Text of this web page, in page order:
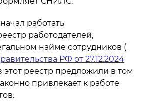
работать
работодателей,
найме сотрудников (
РФ от 27.12.2024
этот реестр предложили в том
привлекает к работе